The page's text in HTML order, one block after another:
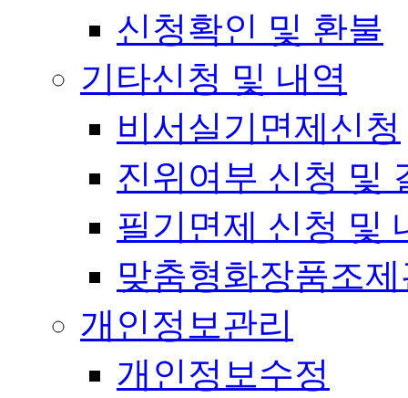
신청확인 및 환불
기타신청 및 내역
비서실기면제신청
진위여부 신청 및
필기면제 신청 및
맞춤형화장품조
개인정보관리
개인정보수정